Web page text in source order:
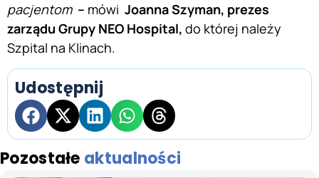
pacjentom– mówi Joanna Szyman, prezes
zarządu Grupy NEO Hospital, do której należy
Szpital na Klinach.
Udostępnij
Pozostałe aktualności